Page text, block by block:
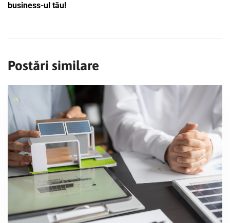
business-ul tău!
Postări similare